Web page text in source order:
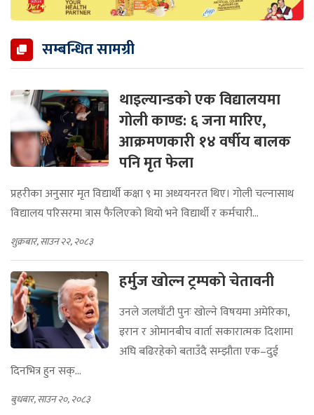
सम्बन्धित सामग्री
थाइल्यान्डको एक विद्यालयमा
गोली काण्ड: ६ जना मारिए,
आक्रमणकारी १४ वर्षीय बालक
पनि मृत फेला
प्रहरीका अनुसार मृत विद्यार्थी कक्षा ९ मा अध्ययनरत थिए। गोली चल्नासाथ
विद्यालय परिसरमा त्रास फैलिएको थियो भने विद्यार्थी र कर्मचारी...
शुक्रबार, साउन २२, २०८३
हर्मुज खोल्न ट्रम्पको चेतावनी
उनले जलघाँटी पुनः खोल्ने विषयमा अमेरिका,
इरान र ओमानबीच वार्ता सकारात्मक दिशामा
अघि बढिरहेको बताउँदै सम्झौता एक–दुई
दिनभित्र हुन सक्...
बुधबार, साउन २०, २०८३